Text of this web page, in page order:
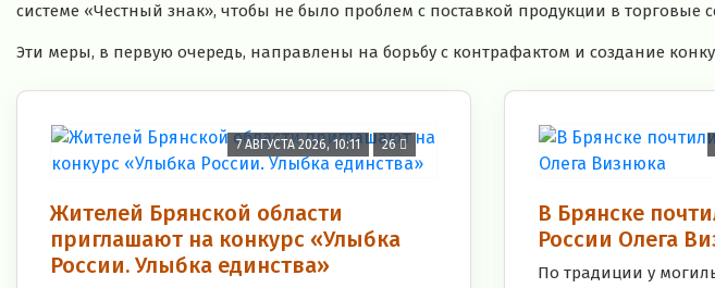
системе «Честный знак», чтобы не было проблем с поставкой продукции в торговые
Эти меры, в первую очередь, направлены на борьбу с контрафактом и создание
7 АВГУСТА 2026, 10:11 26
Жителей Брянской области
приглашают на конкурс «Улыбка
России. Улыбка единства»
В Брянске
России Олега
По традиции у